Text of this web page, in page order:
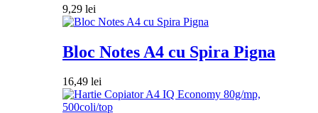
9,29 lei
Bloc Notes A4 cu Spira Pigna
16,49 lei